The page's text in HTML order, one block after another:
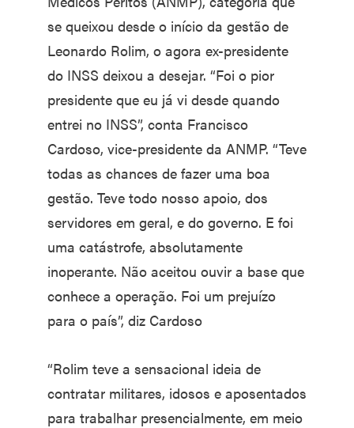
se queixou desde o início da gestão de
Leonardo Rolim, o agora ex-presidente
do INSS deixou a desejar. “Foi o pior
presidente que eu já vi desde quando
entrei no INSS”, conta Francisco
Cardoso, vice-presidente da ANMP. “Teve
todas as chances de fazer uma boa
gestão. Teve todo nosso apoio, dos
servidores em geral, e do governo. E foi
uma catástrofe, absolutamente
inoperante. Não aceitou ouvir a base que
conhece a operação. Foi um prejuízo
para o país”, diz Cardoso
“Rolim teve a sensacional ideia de
contratar militares, idosos e aposentados
para trabalhar presencialmente, em meio